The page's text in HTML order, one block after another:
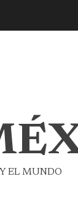
EL MUNDO